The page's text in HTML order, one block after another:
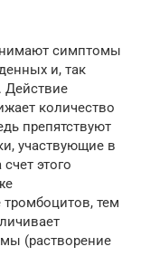
симптомы
и, так
Действие
количество
препятствуют
участвующие в
этого
тем
(растворение